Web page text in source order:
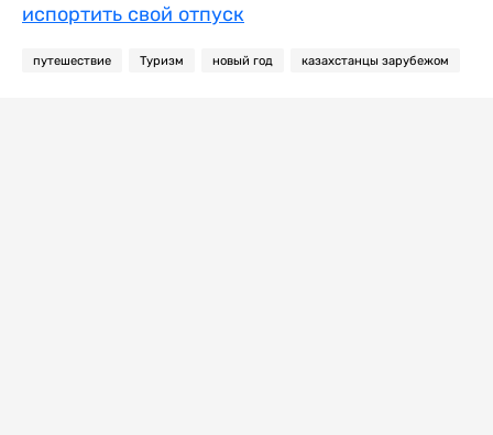
испортить свой отпуск
путешествие Туризм новый год казахстанцы зарубежом